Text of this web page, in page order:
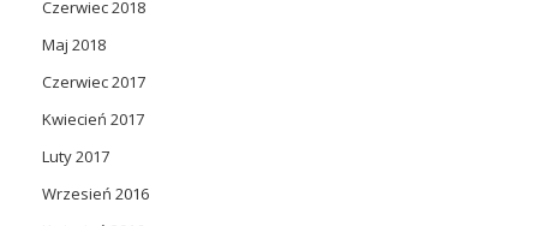
Czerwiec 2018
Maj 2018
Czerwiec 2017
Kwiecień 2017
Luty 2017
Wrzesień 2016